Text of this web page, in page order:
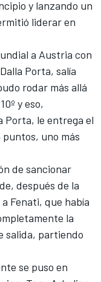
y lanzando un
liderar en
a Austria con
Porta, salía
rodar más allá
y eso,
Porta, le entrega el
uno más
de sancionar
después de la
Fenati, que había
la
salida, partiendo
se puso en